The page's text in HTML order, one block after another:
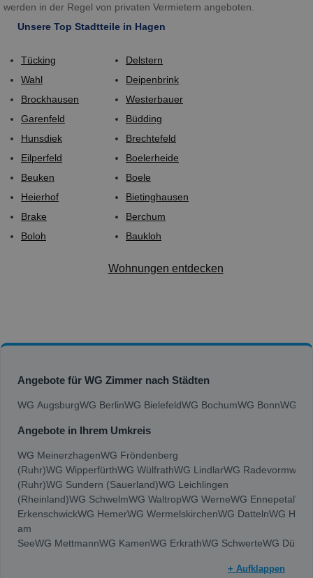
werden in der Regel von privaten Vermietern angeboten.
Unsere Top Stadtteile in Hagen
Tücking
Wahl
Brockhausen
Garenfeld
Hunsdiek
Eilperfeld
Beuken
Heierhof
Brake
Boloh
Delstern
Deipenbrink
Westerbauer
Büdding
Brechtefeld
Boelerheide
Boele
Bietinghausen
Berchum
Baukloh
Wohnungen entdecken
Angebote für WG Zimmer nach Städten
WG AugsburgWG BerlinWG BielefeldWG BochumWG BonnWG
Angebote in Ihrem Umkreis
WG MeinerzhagenWG Fröndenberg
(Ruhr)WG WipperfürthWG WülfrathWG LindlarWG Radevormwald
(Ruhr)WG Sundern (Sauerland)WG Leichlingen
(Rheinland)WG SchwelmWG WaltropWG WerneWG Ennepetal
ErkenschwickWG HemerWG WermelskirchenWG DattelnWG
am
SeeWG MettmannWG KamenWG ErkrathWG SchwerteWG
WG Castrop-+ Aufklappen